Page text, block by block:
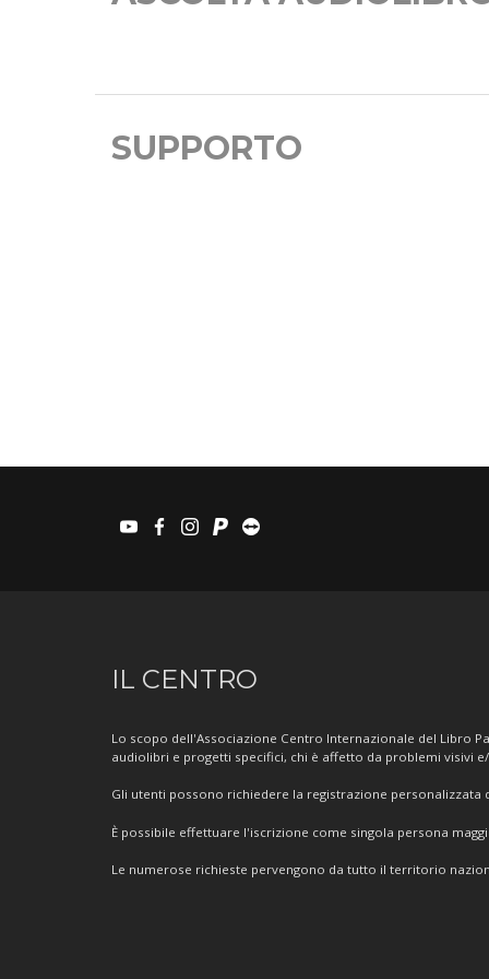
SUPPORTO
youtubefacebook
instagram
paypalteamviewer
Informazioni
IL CENTRO
Lo scopo dell'Associazione Centro Internazionale del Libro
audiolibri e progetti specifici, chi è affetto da problemi visivi
Gli utenti possono richiedere la registrazione personalizzata
È possibile effettuare l'iscrizione come singola persona
Le numerose richieste pervengono da tutto il territorio